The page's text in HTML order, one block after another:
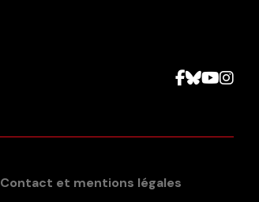
Contact et mentions légales